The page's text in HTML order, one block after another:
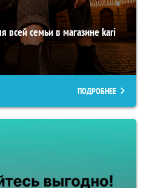
всей семьи в магазине kari
ПОДРОБНЕЕ